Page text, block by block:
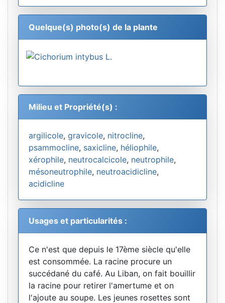
Quelque(s) photo(s) de la plante
Milieu et Propriété(s) :
argilicole, gravicole, nitrocline,
psammocline, saxicline, héliophile,
xérophile, neutrocalcicole, neutrophile,
mésoneutrophile, neutroacidicline,
acidicline
Usages et particularités :
Ce n'est que depuis le 17ème siècle qu'elle
est consommée. La racine procure un
succédané du café. Au Liban, on fait bouillir
la racine pour retirer l'amertume et on
l'ajoute au soupe. Les jeunes rosettes sont